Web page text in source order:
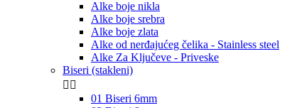
Alke boje nikla
Alke boje srebra
Alke boje zlata
Alke od nerđajućeg čelika - Stainless steel
Alke Za Ključeve - Priveske
Biseri (stakleni)
 
01 Biseri 6mm